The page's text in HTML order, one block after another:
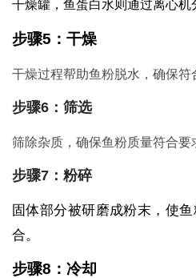
干燥罐，鱼蛋白水则通过离心机
步骤5：干燥
干燥过程帮助鱼粉脱水，确保符
步骤6：筛选
筛除杂质，确保鱼粉质量符合要
步骤7：粉碎
固体部分被研磨成粉末，使
合。
步骤8：冷却